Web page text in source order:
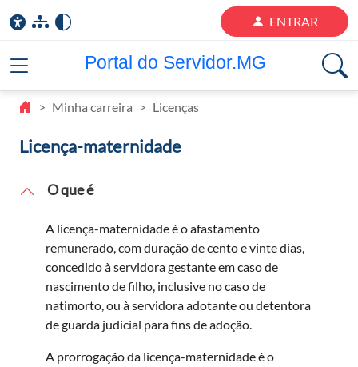
ENTRAR
Portal do Servidor.MG
Minha carreira Licenças
Licença-maternidade
O que é
A licença-maternidade é o afastamento
remunerado, com duração de cento e vinte dias,
concedido à servidora gestante em caso de
nascimento de filho, inclusive no caso de
natimorto, ou à servidora adotante ou detentora
de guarda judicial para fins de adoção.
A prorrogação da licença-maternidade é o